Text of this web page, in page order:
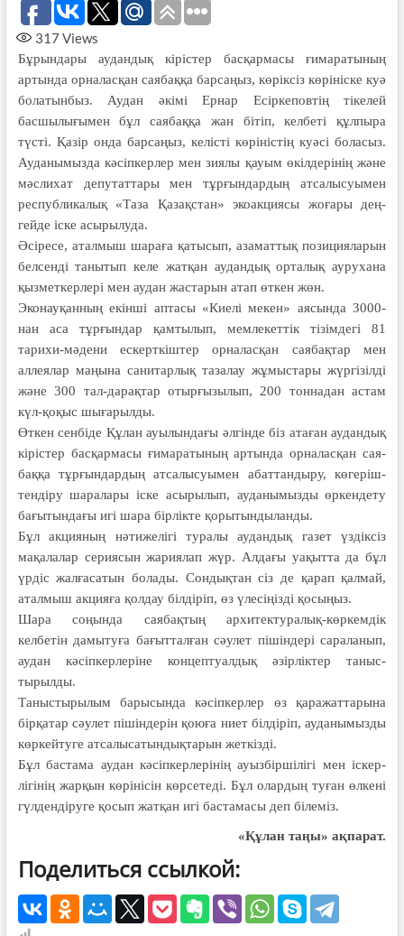
317 Views
Бұрындары аудандық кірістер басқармасы ғимаратының
артында орналасқан саябаққа барсаңыз, көріксіз көрініске куә
болатынбыз. Аудан әкімі Ернар Есіркеповтің тікелей
басшылығымен бұл саябаққа жан бітіп, келбеті құлпыра
түсті. Қазір онда барсаңыз, келісті көріністің куәсі боласыз.
Ауданымызда кәсіпкерлер мен зиялы қауым өкілдерінің және
мәс­лихат депутаттары мен тұрғындардың атсалысуымен
республикалық «Таза Қазақстан» экоакциясы жоғары дең­
гейде іске асырылуда.
Әсіресе, аталмыш шараға қатысып, азаматтық позицияларын
белсенді танытып келе жатқан аудандық орталық аурухана
қызметкерлері мен аудан жастарын атап өткен жөн.
Эконауқанның екінші аптасы «Киелі мекен» аясында 3000-
нан аса тұрғындар қамтылып, мемлекеттік тізімдегі 81
тарихи-мәдени ескерт­кіштер орналасқан саябақтар мен
аллеялар маңына санитарлық тазалау жұмыстары жүргізілді
және 300 тал-дарақтар отырғызылып, 200 тоннадан астам
күл-қоқыс шығарылды.
Өткен сенбіде Құлан ауылындағы әлгінде біз атаған аудандық
кірістер басқармасы ғимаратының артында орналасқан сая­
баққа тұрғындардың атсалысуымен абаттандыру, көгеріш­
тендіру шаралары іске асырылып, ауданымызды өркендету
бағытындағы игі шара бірлікте қоры­тындыланды.
Бұл акцияның нәтижелігі туралы аудандық газет үздіксіз
мақалалар сериясын жариялап жүр. Алдағы уақытта да бұл
үрдіс жалғасатын болады. Сондықтан сіз де қарап қалмай,
аталмыш акцияға қолдау білдіріп, өз үлесіңізді қосыңыз.
Шара соңында саябақ­тың архи­тек­тура­лық-көркемдік
келбетін дамытуға бағытталған сәулет пішіндері сараланып,
аудан кәсіп­керлеріне концептуалдық әзірліктер таныс­
тырылды.
Таныстырылым бары­сында кәсіп­керлер өз қара­жаттарына
бірқатар сәулет пішіндерін қоюға ниет біл­діріп, ауданымызды
көркейтуге атса­лы­са­тын­дық­тарын жет­кізді.
Бұл бас­тама аудан кә­сіп­­­керлерінің ауыз­­­біршілігі мен іс­кер­­
лігінің жарқын көрі­нісін көрсетеді. Бұл олардың туған өлкені
гүл­ден­ді­руге қосып жатқан игі бас­тамасы деп білеміз.
«Құлан таңы» ақпарат.
Поделиться ссылкой: